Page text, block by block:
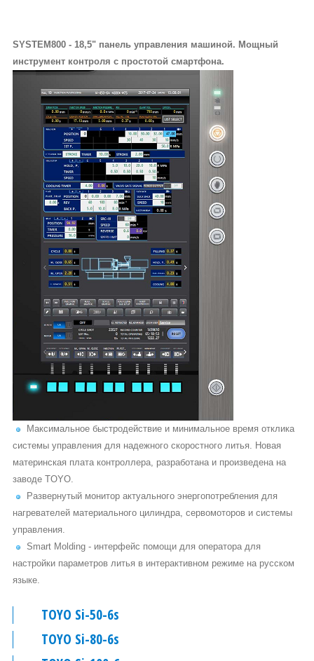
SYSTEM800 - 18,5" панель управления машиной. Мощный
инструмент контроля с простотой смартфона.
Максимальное быстродействие и минимальное время отклика
системы управления для надежного скоростного литья. Новая
материнская плата контроллера, разработана и произведена на
заводе TOYO.
Развернутый монитор актуального энергопотребления для
нагревателей материального цилиндра, сервомоторов и системы
управления.
Smart Molding - интерфейс помощи для оператора для
настройки параметров литья в интерактивном режиме на русском
языке.
TOYO Si-50-6s
TOYO Si-80-6s